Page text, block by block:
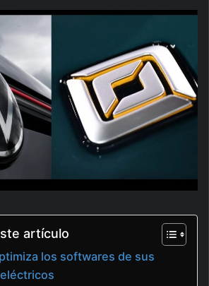
artículo
los softwares de sus